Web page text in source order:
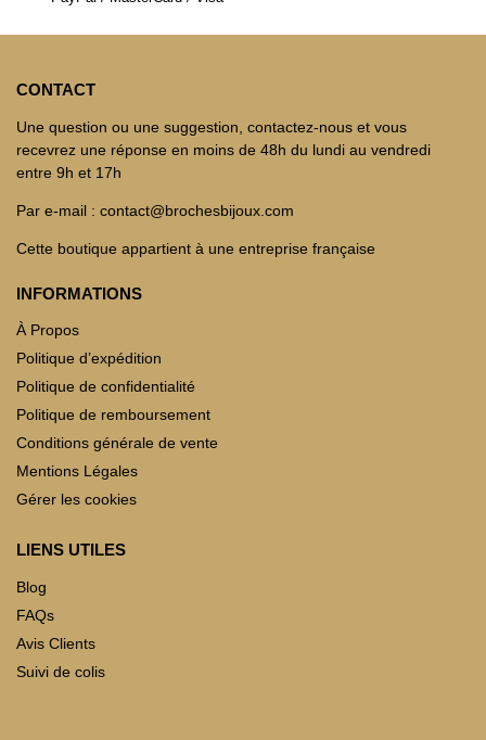
CONTACT
Une question ou une suggestion, contactez-nous et vous
recevrez une réponse en moins de 48h du lundi au vendredi
entre 9h et 17h
Par e-mail : contact@brochesbijoux.com
Cette boutique appartient à une entreprise française
INFORMATIONS
À Propos
Politique d’expédition
Politique de confidentialité
Politique de remboursement
Conditions générale de vente
Mentions Légales
Gérer les cookies
LIENS UTILES
Blog
FAQs
Avis Clients
Suivi de colis